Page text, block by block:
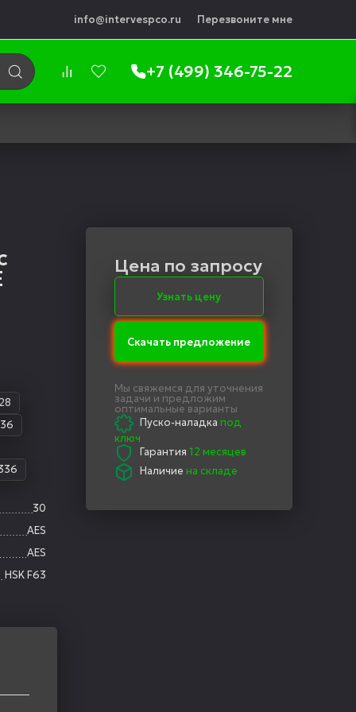
info@intervespco.ru Перезвоните мне
+7 (499) 346-75-22
30
AES
AES
HSK F63
Цена по запросу
Узнать цену
Скачать предложение
Мы свяжемся для уточнения
задачи и предложим
оптимальные варианты
Пуско-наладка под
ключ
Гарантия 12 месяцев
Наличие на складе